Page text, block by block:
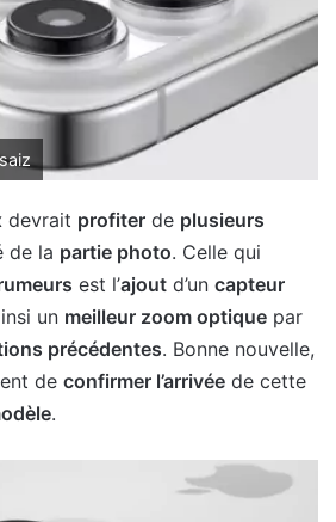
devrait profiter de plusieurs
de la partie photo. Celle qui
est l’ajout d’un capteur
un meilleur zoom optique par
précédentes. Bonne nouvelle,
de confirmer l’arrivée de cette
.